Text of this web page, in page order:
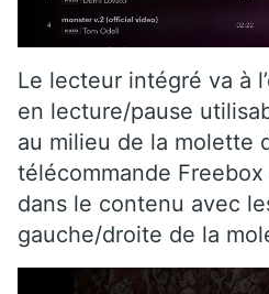
Le lecteur intégré va à
en lecture/pause
au milieu de la molette
télécommande
dans le contenu avec
gauche/droite de la